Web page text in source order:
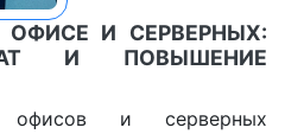
ОФИСЕ И СЕРВЕРНЫХ:
И ПОВЫШЕНИЕ
офисов и серверных